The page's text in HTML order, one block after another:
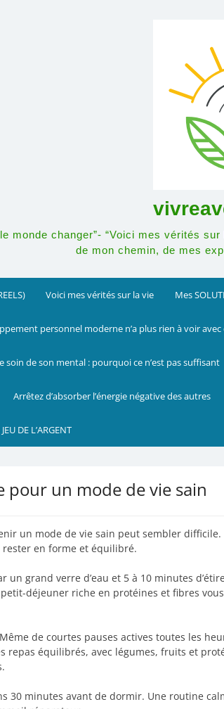
le monde changer”- “Voici mes vérités
de mon chemin, de mes
Voici mes vérités sur la vie Mes
personnel moderne n’a plus rien à voir avec
soin de son mental : pourquoi ce n’est pas suffisant
Arrêtez d’absorber l’énergie négative des autres
DE L’ARGENT
un mode de vie sain
un mode de vie sain peut sembler
en forme et équilibré.
un grand verre d’eau et 5 à 10 minutes
déjeuner riche en protéines et fibres
de courtes pauses actives toutes les
repas équilibrés, avec légumes, fruits et
30 minutes avant de dormir. Une routine